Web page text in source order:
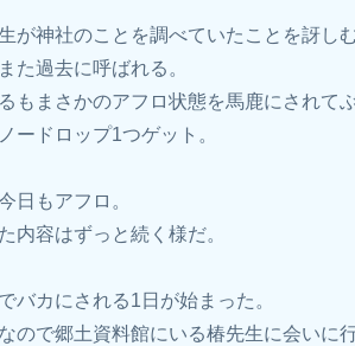
が神社のことを調べていたことを訝しむ
た過去に呼ばれる。
もまさかのアフロ状態を馬鹿にされて
ードロップ1つゲット。
日もアフロ。
内容はずっと続く様だ。
バカにされる1日が始まった。
ので郷土資料館にいる椿先生に会いに行